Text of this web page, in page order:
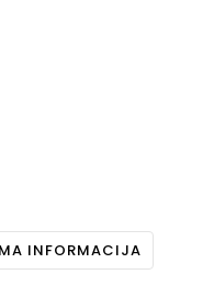
INFORMACIJA